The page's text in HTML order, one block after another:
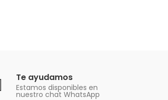
Te ayudamos
Estamos disponibles en
nuestro chat WhatsApp